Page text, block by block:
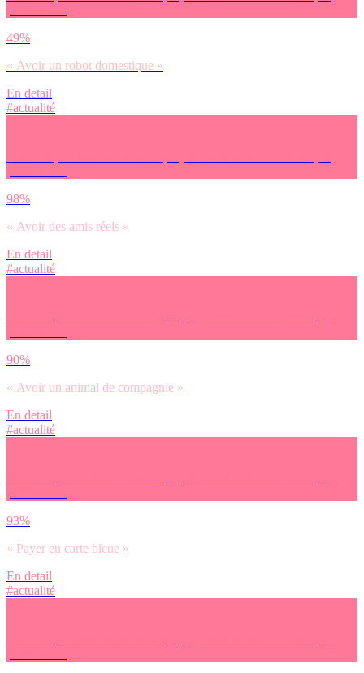
49%
« Avoir un robot domestique »
En detail
#actualité
98%
« Avoir des amis réels »
En detail
#actualité
90%
« Avoir un animal de compagnie »
En detail
#actualité
93%
« Payer en carte bleue »
En detail
#actualité